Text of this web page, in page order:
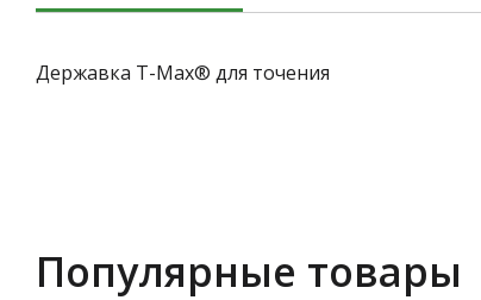
Державка T-Max® для точения
Популярные товары